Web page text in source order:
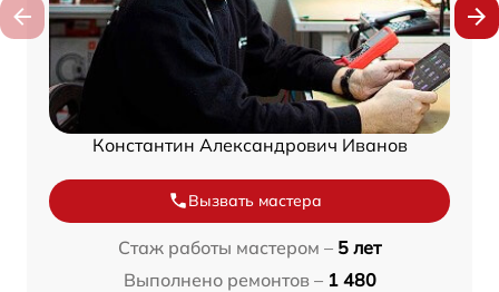
Константин Александрович Иванов
Вызвать мастера
Стаж работы мастером – 5 лет
Выполнено ремонтов – 1 480